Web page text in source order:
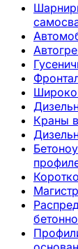
Краны